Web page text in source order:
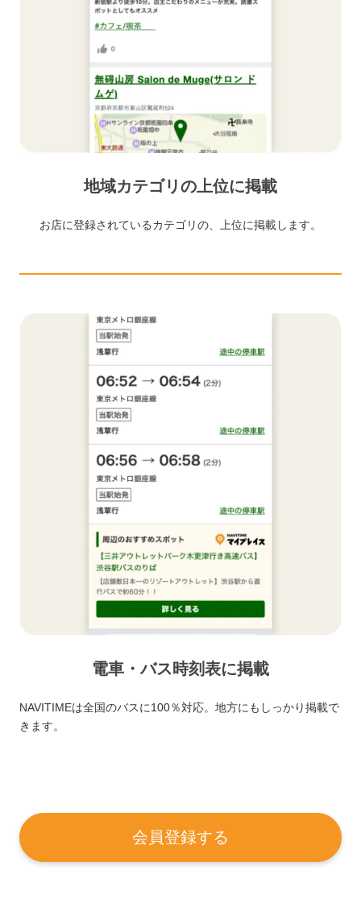
地域カテゴリの上位に掲載
お店に登録されているカテゴリの、上位に掲載します。
電車・バス時刻表に掲載
NAVITIMEは全国のバスに100％対応。地方にもしっかり掲載で
きます。
会員登録する